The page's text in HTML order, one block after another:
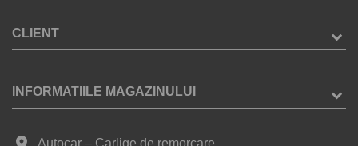
CLIENT
INFORMATIILE MAGAZINULUI
Autocar – Carlige de remorcare